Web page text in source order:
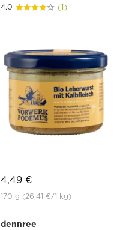
4.0 (1)
4,49 €
170 g (26,41 €/1 kg)
dennree